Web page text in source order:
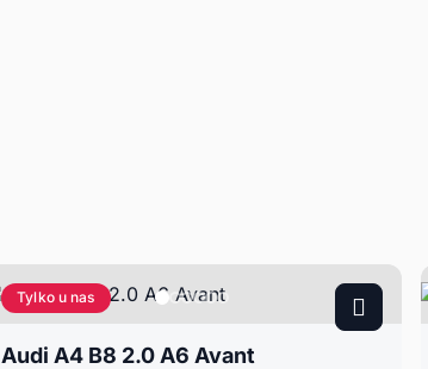
Tylko u nas
Audi A4 B8 2.0 A6 Avant